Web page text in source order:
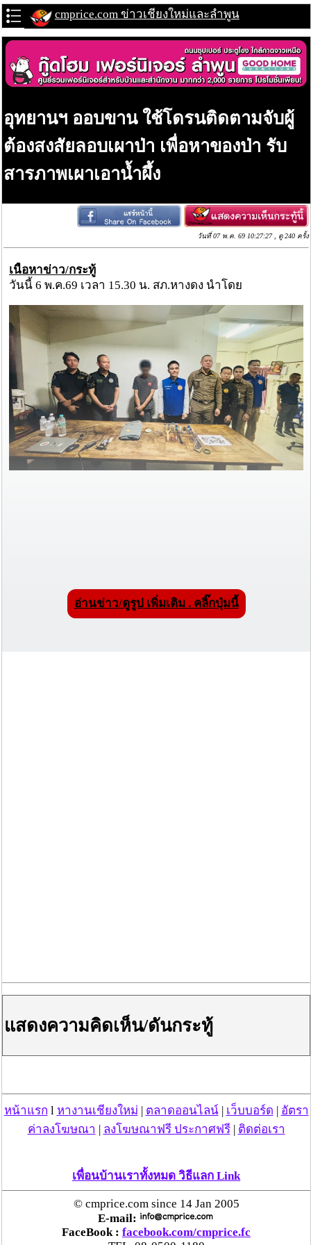
cmprice.com ข่าวเชียงใหม่และลำพูน
อุทยานฯ ออบขาน ใช้โดรนติดตามจับผู้
ต้องสงสัยลอบเผาป่า เพื่อหาของป่า รับ
สารภาพเผาเอาน้ำผึ้ง
วันที่ 07 พ.ค. 69 10:27:27 , ดู 240 ครั้ง
เนื้อหาข่าว/กระทู้
วันนี้ 6 พ.ค.69 เวลา 15.30 น. สภ.หางดง นำโดย
ในบริเวณใกล้เคียง จึงได้สั่งการให้ชุดปฏิบัติการอากาศยาน
ไร้คนขับ (โดรน) บินตรวจสอบทางอากาศผลการตรวจสอบ
พบชายต้องสงสัยเดินลงมาจากจุดเกิดเหตุและขับขี่รถ
จักรยานยนต์หลบหนีไป โดรนจึงได้บินติดตามไปจนถึงบ้าน
ได้เข้าถึงจุดเกิดเหตุ พบหลักฐานสำคัญเป็นการกระทำผิด
หางดง และ เจ้าหน้าที่ตำรวจสถานีตำรวจภูธรหางดง เข้า
ร่วมตรวจสอบ พบนาย เจต ไม่มีนามสกุล เดินออกมาพบเจ้า
หน้าที่ชุดจับกุม เจ้าหน้าที่ชุดจับกุมจึงได้แสดงตัวว่าเป็นเจ้า
หน้าที่ตำรวจสอบถามนาย เจต ว่า ได้เข้าไปในบริเวณป่า
ยอมรับว่าเข้าที่ที่จุดเกิดเหตุดังกล่าวจริง ว่าตนได้จุดไฟเผา
ป่าบริเวณดังกล่าวเพื่อทำการล่าสัตว์และหาของป่า จนเกิด
จุดความร้อนขึ้นบริเวณดังกล่าว จากนั้นเจ้าหน้าที่ตำรวจ
ได้ขอทำการตรวจค้นตัว
ผลการปฏิบัติ ได้ร่วมกันจับกุมตัวผู้ต้องหา 1 ราย
อ่านข่าว/ดูรูป เพิ่มเติม . คลิ๊กปุ่มนี้
แสดงความคิดเห็น/ดันกระทู้
หน้าแรก l หางานเชียงใหม่ | ตลาดออนไลน์| เว็บบอร์ด | อัตรา
ค่าลงโฆษณา | ลงโฆษณาฟรี ประกาศฟรี| ติดต่อเรา
เพื่อนบ้านเราทั้งหมด วิธีแลก Link
© cmprice.com since 14 Jan 2005
E-mail:
FaceBook : facebook.com/cmprice.fc